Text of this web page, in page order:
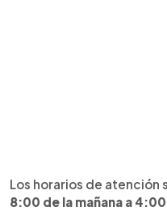
Los horarios de atención
8:00 de la mañana a